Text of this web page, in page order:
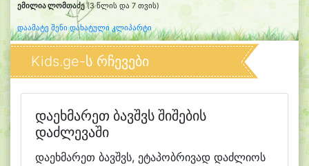
ემილია ლომთაძე(3 წლის და 7 თვის)
დაამატე შენი დახატული კლიპარტი
Kids.ge-ს რჩევები
დაეხმარეთ ბავშვს შიშების
დაძლევაში
დაეხმარეთ ბავშვს, ეტაპობრივად დაძლიოს